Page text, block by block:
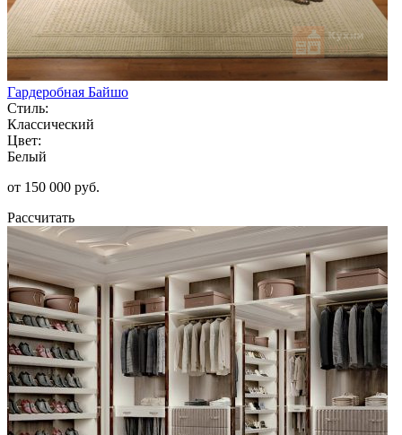
Гардеробная Байшо
Стиль:
Классический
Цвет:
Белый
от 150 000 руб.
Рассчитать